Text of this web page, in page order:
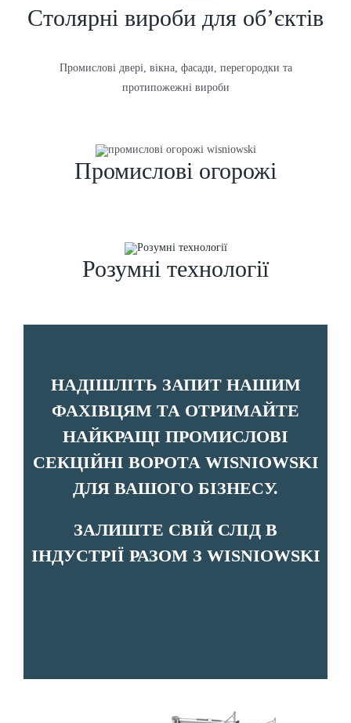
Столярні вироби для об’єктів
Промислові двері, вікна, фасади, перегородки та
протипожежні вироби
Промислові огорожі
Розумні технології
НАДІШЛІТЬ ЗАПИТ НАШИМ
ФАХІВЦЯМ ТА ОТРИМАЙТЕ
НАЙКРАЩІ ПРОМИСЛОВІ
СЕКЦІЙНІ ВОРОТА WISNIOWSKI
ДЛЯ ВАШОГО БІЗНЕСУ.
ЗАЛИШТЕ СВІЙ СЛІД В
ІНДУСТРІЇ РАЗОМ З WISNIOWSKI